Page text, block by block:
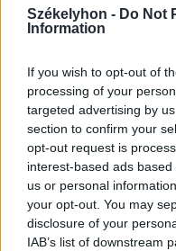
Székelyhon - Do Not
Information
If you wish to opt-out of
processing of your
targeted advertising by
section to confirm your
opt-out request is
interest-based ads
us or personal
your opt-out. You may
disclosure of your
IAB’s list of downstream
Hasznos
Impresszum
Szerzői jogok
Adatvédelmi